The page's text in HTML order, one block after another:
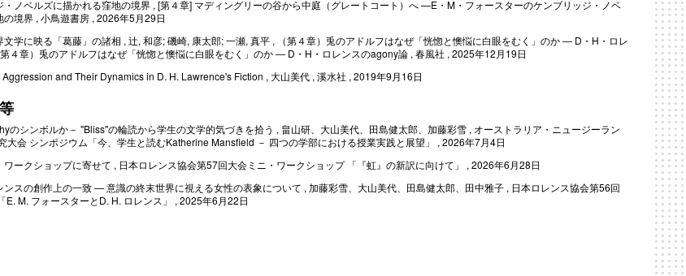
・ノベルズに描かれる窪地の境界 , [第４章] マディングリーの谷から中庭（グレートコート）へ —E・M・フォースターのケンブリッジ・ノベ
の境界 , 小鳥遊書房 , 2026年5月29日
学に映る「葛藤」の諸相 , 辻, 和彦; 磯崎, 康太郎; 一瀬, 真平 , （第４章）兎のアドルフはなぜ「恍惚と懊悩に白眼をむく」のか ― D・H・ロレ
４章）兎のアドルフはなぜ「恍惚と懊悩に白眼をむく」のか ― D・H・ロレンスのagony論 , 春風社 , 2025年12月19日
and Their Dynamics in D. H. Lawrence's Fiction , 大山美代 , 溪水社 , 2019年9月16日
のシンボルか－ "Bliss"の輪読から学生の文学的気づきを拾う , 畠山研、大山美代、田島健太郎、加藤彩雪 , オーストラリア・ニュージーラン
大会 シンポジウム「今、学生と読むKatherine Mansfield － 四つの学部における授業実践と展望」 , 2026年7月4日
ワークショップに寄せて , 日本ロレンス協会第57回大会ミニ・ワークショップ 「『虹』の新訳に向けて」 , 2026年6月28日
ンスの創作上の一致 — 意識の終末世界に視える女性の表象について , 加藤彩雪、大山美代、田島健太郎、田中雅子 , 日本ロレンス協会第56回
E. M. フォースターとD. H. ロレンス」 , 2025年6月22日